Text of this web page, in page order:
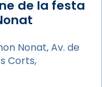
i
Cugat, a
de la festa
Nonat, Av. de
Corts,